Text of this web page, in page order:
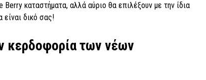
καταστήματα, αλλά αύριο θα επιλέξουν με την ίδια
δικό σας!
κερδοφορία των νέων